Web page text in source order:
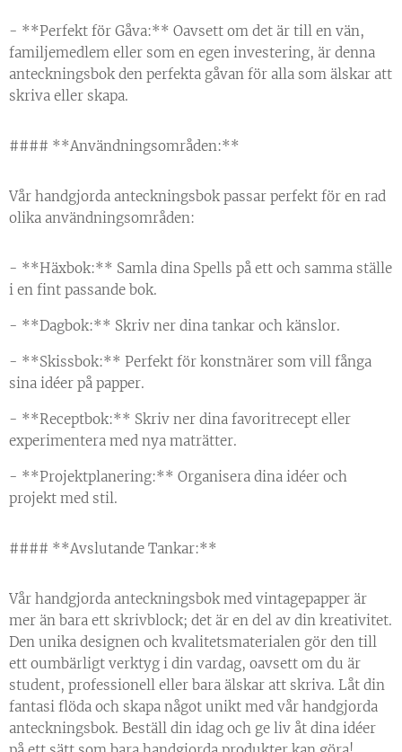
- **Perfekt för Gåva:** Oavsett om det är till en vän,
familjemedlem eller som en egen investering, är denna
anteckningsbok den perfekta gåvan för alla som älskar att
skriva eller skapa.
#### **Användningsområden:**
Vår handgjorda anteckningsbok passar perfekt för en rad
olika användningsområden:
- **Häxbok:** Samla dina Spells på ett och samma ställe
i en fint passande bok.
- **Dagbok:** Skriv ner dina tankar och känslor.
- **Skissbok:** Perfekt för konstnärer som vill fånga
sina idéer på papper.
- **Receptbok:** Skriv ner dina favoritrecept eller
experimentera med nya maträtter.
- **Projektplanering:** Organisera dina idéer och
projekt med stil.
#### **Avslutande Tankar:**
Vår handgjorda anteckningsbok med vintagepapper är
mer än bara ett skrivblock; det är en del av din kreativitet.
Den unika designen och kvalitetsmaterialen gör den till
ett oumbärligt verktyg i din vardag, oavsett om du är
student, professionell eller bara älskar att skriva. Låt din
fantasi flöda och skapa något unikt med vår handgjorda
anteckningsbok. Beställ din idag och ge liv åt dina idéer